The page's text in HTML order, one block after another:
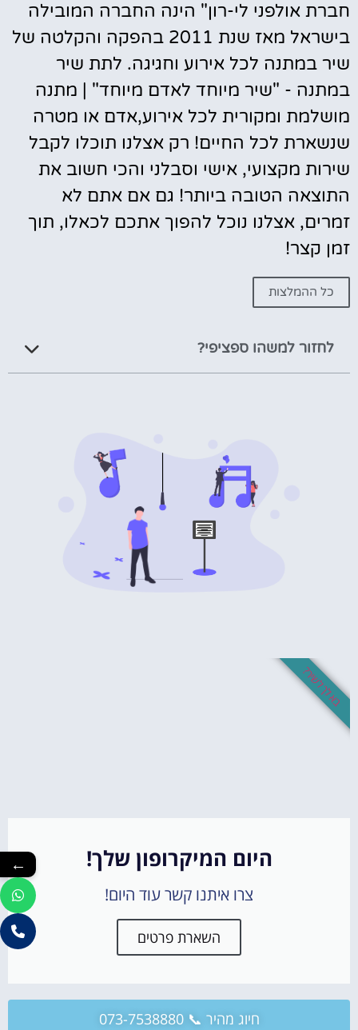
חברת אולפני לי-רון" הינה החברה המובילה
בישראל מאז שנת 2011 בהפקה והקלטה של
שיר במתנה לכל אירוע וחגיגה. לתת שיר
במתנה - "שיר מיוחד לאדם מיוחד" | מתנה
מושלמת ומקורית לכל אירוע,אדם או מטרה
שנשארת לכל החיים! רק אצלנו תוכלו לקבל
שירות מקצועי, אישי וסבלני והכי חשוב את
התוצאה הטובה ביותר! גם אם אתם לא
זמרים, אצלנו נוכל להפוך אתכם לכאלו, תוך
זמן קצר!
כל ההמלצות
לחזור למשהו ספציפי?
היום המיקרופון שלך!
צרו איתנו קשר עוד היום!
השארת פרטים
בא לך לשיר?
חיוג מהיר 📞 073-7538880
←